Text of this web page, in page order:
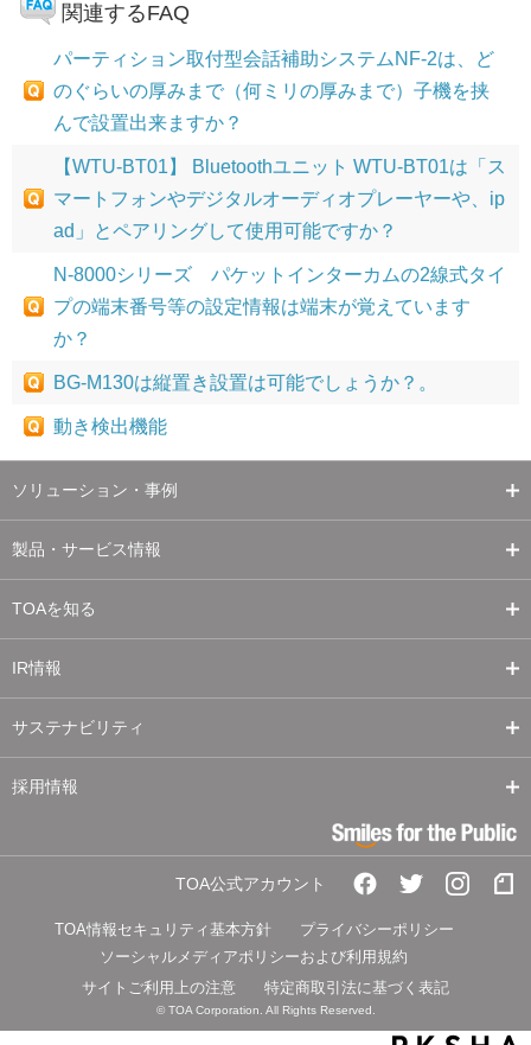
関連するFAQ
パーティション取付型会話補助システムNF-2は、ど
のぐらいの厚みまで（何ミリの厚みまで）子機を挟
んで設置出来ますか？
【WTU-BT01】 Bluetoothユニット WTU-BT01は「ス
マートフォンやデジタルオーディオプレーヤーや、ip
ad」とペアリングして使用可能ですか？
N-8000シリーズ パケットインターカムの2線式タイ
プの端末番号等の設定情報は端末が覚えています
か？
BG-M130は縦置き設置は可能でしょうか？。
動き検出機能
ソリューション・事例
製品・サービス情報
TOAを知る
IR情報
サステナビリティ
採用情報
TOA公式アカウント
TOA情報セキュリティ基本方針
プライバシーポリシー
ソーシャルメディアポリシーおよび利用規約
サイトご利用上の注意
特定商取引法に基づく表記
© TOA Corporation. All Rights Reserved.